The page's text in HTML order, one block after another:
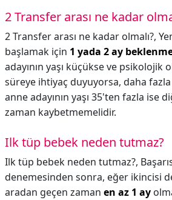
2 Transfer arası ne kadar
2 Transfer arası ne kadar olmalı?,
başlamak için 1 yada 2 ay
adayının yaşı küçükse ve psikolojik
süreye ihtiyaç duyuyorsa, daha
anne adayının yaşı 35'ten fazla ise
zaman kaybetmemelidir.
Ilk tüp bebek neden tutmaz?
Ilk tüp bebek neden tutmaz?,
denemesinden sonra, eğer ikincisi
aradan geçen zaman en az 1 ay